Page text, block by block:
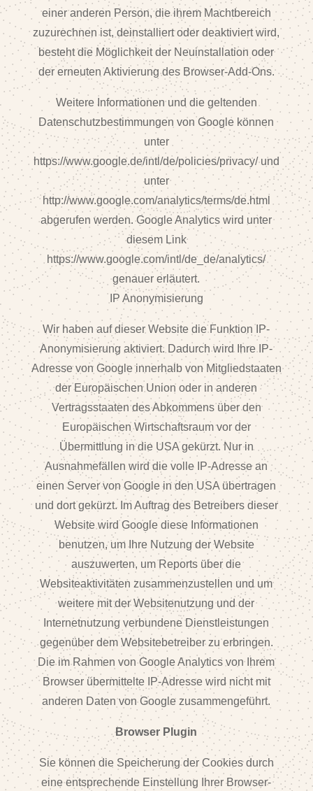
einer anderen Person, die ihrem Machtbereich
zuzurechnen ist, deinstalliert oder deaktiviert wird,
besteht die Möglichkeit der Neuinstallation oder
der erneuten Aktivierung des Browser-Add-Ons.
Weitere Informationen und die geltenden
Datenschutzbestimmungen von Google können
unter
https://www.google.de/intl/de/policies/privacy/ und
unter
http://www.google.com/analytics/terms/de.html
abgerufen werden. Google Analytics wird unter
diesem Link
https://www.google.com/intl/de_de/analytics/
genauer erläutert.
IP Anonymisierung
Wir haben auf dieser Website die Funktion IP-
Anonymisierung aktiviert. Dadurch wird Ihre IP-
Adresse von Google innerhalb von Mitgliedstaaten
der Europäischen Union oder in anderen
Vertragsstaaten des Abkommens über den
Europäischen Wirtschaftsraum vor der
Übermittlung in die USA gekürzt. Nur in
Ausnahmefällen wird die volle IP-Adresse an
einen Server von Google in den USA übertragen
und dort gekürzt. Im Auftrag des Betreibers dieser
Website wird Google diese Informationen
benutzen, um Ihre Nutzung der Website
auszuwerten, um Reports über die
Websiteaktivitäten zusammenzustellen und um
weitere mit der Websitenutzung und der
Internetnutzung verbundene Dienstleistungen
gegenüber dem Websitebetreiber zu erbringen.
Die im Rahmen von Google Analytics von Ihrem
Browser übermittelte IP-Adresse wird nicht mit
anderen Daten von Google zusammengeführt.
Browser Plugin
Sie können die Speicherung der Cookies durch
eine entsprechende Einstellung Ihrer Browser-